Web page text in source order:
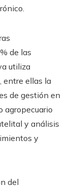
de las
utiliza
entre ellas la
de gestión en
agropecuario
y análisis
y
del